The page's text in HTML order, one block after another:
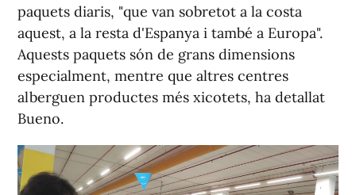
paquets diaris, "que van sobretot a la costa
aquest, a la resta d'Espanya i també a Europa".
Aquests paquets són de grans dimensions
especialment, mentre que altres centres
alberguen productes més xicotets, ha detallat
Bueno.